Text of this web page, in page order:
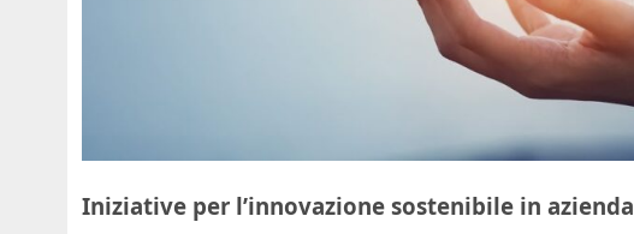
Iniziative per l’innovazione sostenibile in azienda